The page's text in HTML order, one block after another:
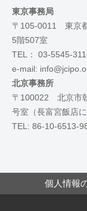
東京事務局
〒105-0011 東京
5階507室
TEL： 03-5545-
e-mail:
北京事務所
〒100022 北京市
号室（長富宮飯店に
TEL: 86-10-6513-
個人情報